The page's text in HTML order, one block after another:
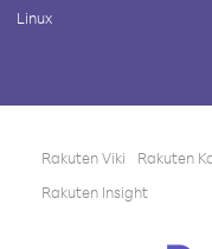
Linux
Rakuten Viki Rakuten
Rakuten Insight